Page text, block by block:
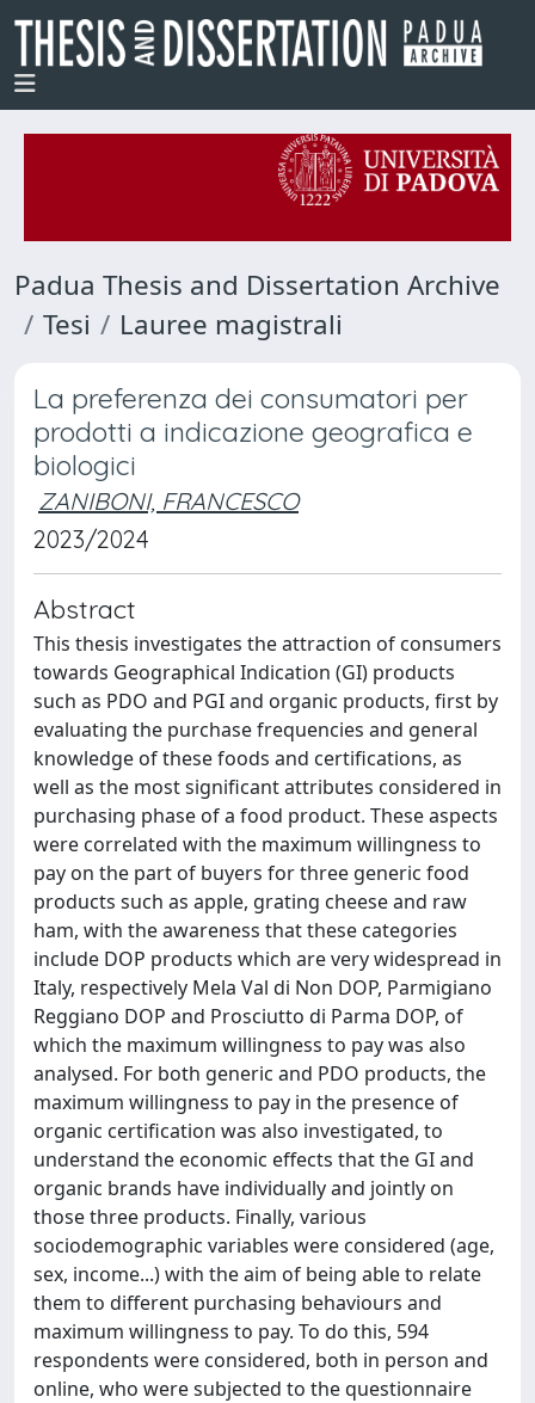
Padua Thesis and Dissertation Archive
Tesi
Lauree magistrali
La preferenza dei consumatori per
prodotti a indicazione geografica e
biologici
ZANIBONI, FRANCESCO
2023/2024
Abstract
This thesis investigates the attraction of consumers
towards Geographical Indication (GI) products
such as PDO and PGI and organic products, first by
evaluating the purchase frequencies and general
knowledge of these foods and certifications, as
well as the most significant attributes considered in
purchasing phase of a food product. These aspects
were correlated with the maximum willingness to
pay on the part of buyers for three generic food
products such as apple, grating cheese and raw
ham, with the awareness that these categories
include DOP products which are very widespread in
Italy, respectively Mela Val di Non DOP, Parmigiano
Reggiano DOP and Prosciutto di Parma DOP, of
which the maximum willingness to pay was also
analysed. For both generic and PDO products, the
maximum willingness to pay in the presence of
organic certification was also investigated, to
understand the economic effects that the GI and
organic brands have individually and jointly on
those three products. Finally, various
sociodemographic variables were considered (age,
sex, income...) with the aim of being able to relate
them to different purchasing behaviours and
maximum willingness to pay. To do this, 594
respondents were considered, both in person and
online, who were subjected to the questionnaire